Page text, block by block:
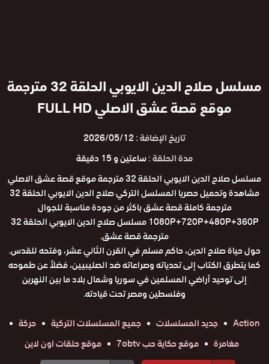
مسلسل صلاح الدين الايوبي الحلقة 32 مترجمة
موقع قصة عشق الاصلي FULL HD
تاريخ الإضافة :2026/05/12
مدة الحلقة :ساعتين و 15 دقيقة
مسلسل صلاح الدين الايوبي الحلقة 32 مترجمة موقع قصة عشق الاصلي
مشاهدة وتحميل حصريا المسلسل التركي صلاح الدين الايوبي الحلقة 32
مترجمة كاملة قصة عشق باكثر من جودة مناسبة للجوال
1080P+720P+480P+360P مسلسل صلاح الدين الايوبي الحلقة 32
مترجمة قصة عشق.
حول حياة صلاح الدين، حاكم مسلم في القرن الثاني عشر، وفتحه للقدس.
كما يتطرق الكتاب إلى تحدياته وصراعاته ضد الصليبيين، فضلاً عن طموحه
إلى توحيد أراضي المسلمين في سوريا وشمال بلاد ما بين النهرين
وفلسطين ومصر تحت قيادته.
Action
جديد المسلسلات جميع المسلسلات التركية
حركة
مغامرة
موقع حكاية حب 7obtv
موقع حلقات اون لاين